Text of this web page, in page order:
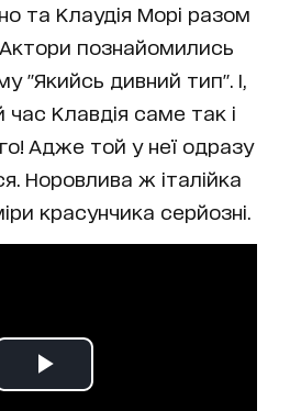
та Клаудія Морі разом
Актори познайомились
"Якийсь дивний тип". І,
час Клавдія саме так і
Адже той у неї одразу
Норовлива ж італійка
красунчика серйозні.